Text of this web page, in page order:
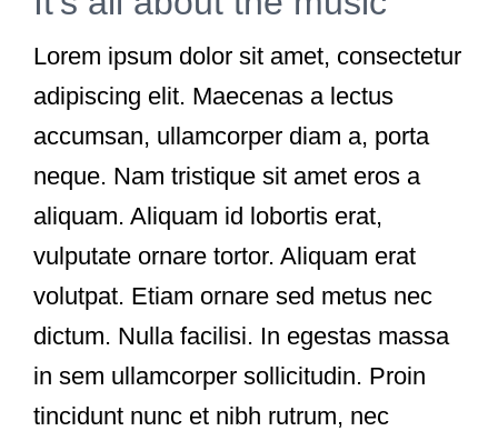
Lorem ipsum dolor sit amet, consectetur
adipiscing elit. Maecenas a lectus
accumsan, ullamcorper diam a, porta
neque. Nam tristique sit amet eros a
aliquam. Aliquam id lobortis erat,
vulputate ornare tortor. Aliquam erat
volutpat. Etiam ornare sed metus nec
dictum. Nulla facilisi. In egestas massa
in sem ullamcorper sollicitudin. Proin
tincidunt nunc et nibh rutrum, nec